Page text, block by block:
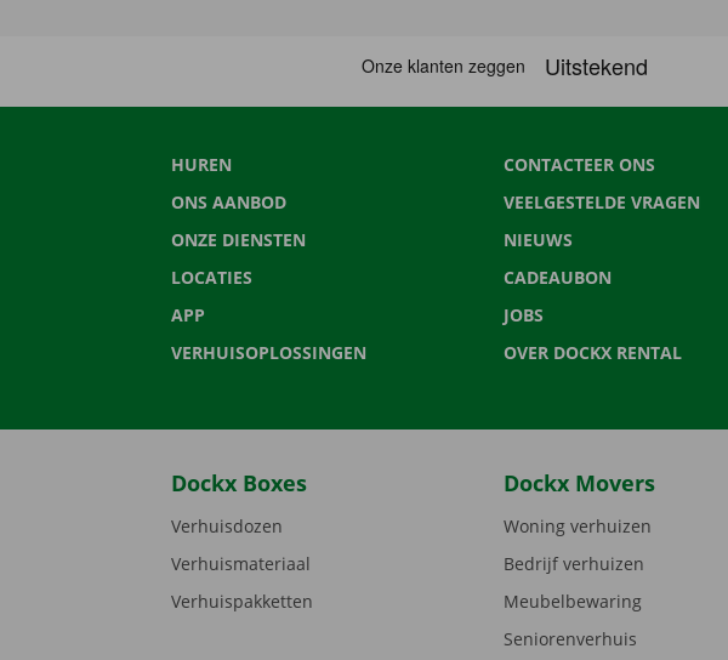
HUREN
ONS AANBOD
ONZE DIENSTEN
LOCATIES
APP
VERHUISOPLOSSINGEN
CONTACTEER ONS
VEELGESTELDE VRAGEN
NIEUWS
CADEAUBON
JOBS
OVER DOCKX RENTAL
Dockx Boxes
Verhuisdozen
Verhuismateriaal
Verhuispakketten
Dockx Movers
Woning verhuizen
Bedrijf verhuizen
Meubelbewaring
Seniorenverhuis